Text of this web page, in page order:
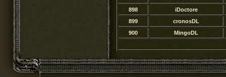
898
iDoctore
899
cronosDL
900
MingoDL